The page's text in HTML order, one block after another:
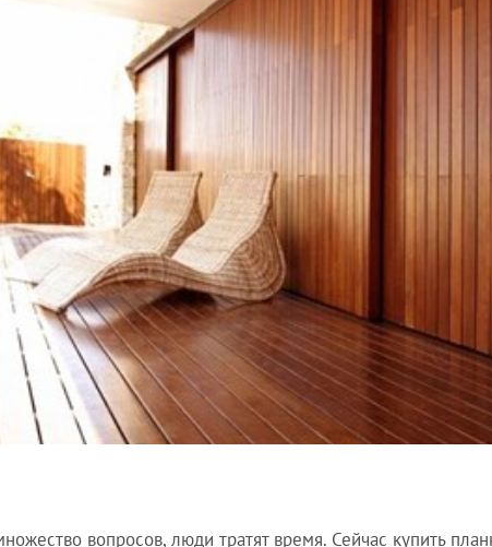
вопросов, люди тратят время. Сейчас купить